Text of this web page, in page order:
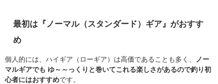
最初は『ノーマル（スタンダード）ギア』がおすす
め
個人的には、ハイギア（ローギア）は高価であることも多く、
ノー
マルギアでも ゆ～～っくりと巻いてこれる楽しさがあるので釣り初
心者にはおすすめです。